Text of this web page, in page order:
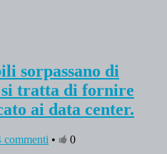
sorpassano di
si tratta di fornire
ai data center.
commenti •
0